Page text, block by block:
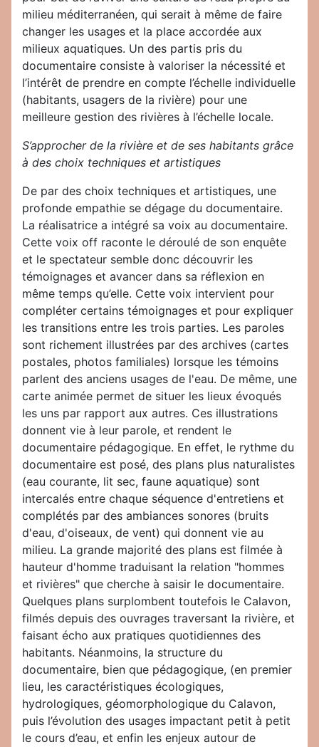
milieu méditerranéen, qui serait à même de faire
changer les usages et la place accordée aux
milieux aquatiques. Un des partis pris du
documentaire consiste à valoriser la nécessité et
l’intérêt de prendre en compte l’échelle individuelle
(habitants, usagers de la rivière) pour une
meilleure gestion des rivières à l’échelle locale.
S’approcher de la rivière et de ses habitants grâce
à des choix techniques et artistiques
De par des choix techniques et artistiques, une
profonde empathie se dégage du documentaire.
La réalisatrice a intégré sa voix au documentaire.
Cette voix off raconte le déroulé de son enquête
et le spectateur semble donc découvrir les
témoignages et avancer dans sa réflexion en
même temps qu’elle. Cette voix intervient pour
compléter certains témoignages et pour expliquer
les transitions entre les trois parties. Les paroles
sont richement illustrées par des archives (cartes
postales, photos familiales) lorsque les témoins
parlent des anciens usages de l'eau. De même, une
carte animée permet de situer les lieux évoqués
les uns par rapport aux autres. Ces illustrations
donnent vie à leur parole, et rendent le
documentaire pédagogique. En effet, le rythme du
documentaire est posé, des plans plus naturalistes
(eau courante, lit sec, faune aquatique) sont
intercalés entre chaque séquence d'entretiens et
complétés par des ambiances sonores (bruits
d'eau, d'oiseaux, de vent) qui donnent vie au
milieu. La grande majorité des plans est filmée à
hauteur d'homme traduisant la relation "hommes
et rivières" que cherche à saisir le documentaire.
Quelques plans surplombent toutefois le Calavon,
filmés depuis des ouvrages traversant la rivière, et
faisant écho aux pratiques quotidiennes des
habitants. Néanmoins, la structure du
documentaire, bien que pédagogique, (en premier
lieu, les caractéristiques écologiques,
hydrologiques, géomorphologique du Calavon,
puis l’évolution des usages impactant petit à petit
le cours d’eau, et enfin les enjeux autour de